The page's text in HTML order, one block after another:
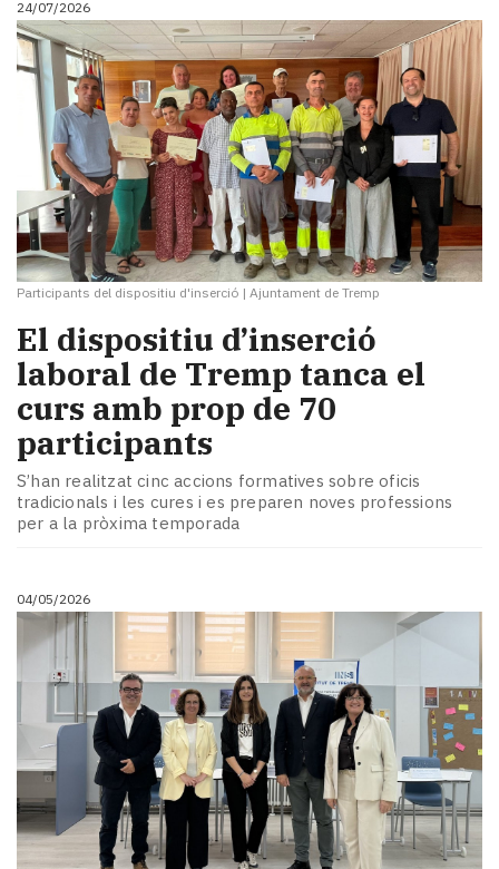
i
turisme
Cultura
Esports
Mai
tant!
TV
i
mitjans
El
temps
Reportatges
Entrevistes
Enquestes
A
escena!
Dis
la
teva!
Subscriptors
La
Pallars
Contingut
patrocinat
Lo
més
llegit...
Editorial
24/07/2026
Participants del dispositiu d'inserció | Ajuntament de Tremp
El dispositiu d’inserció
laboral de Tremp tanca el
curs amb prop de 70
participants
S’han realitzat cinc accions formatives sobre oficis
tradicionals i les cures i es preparen noves professions
per a la pròxima temporada
04/05/2026